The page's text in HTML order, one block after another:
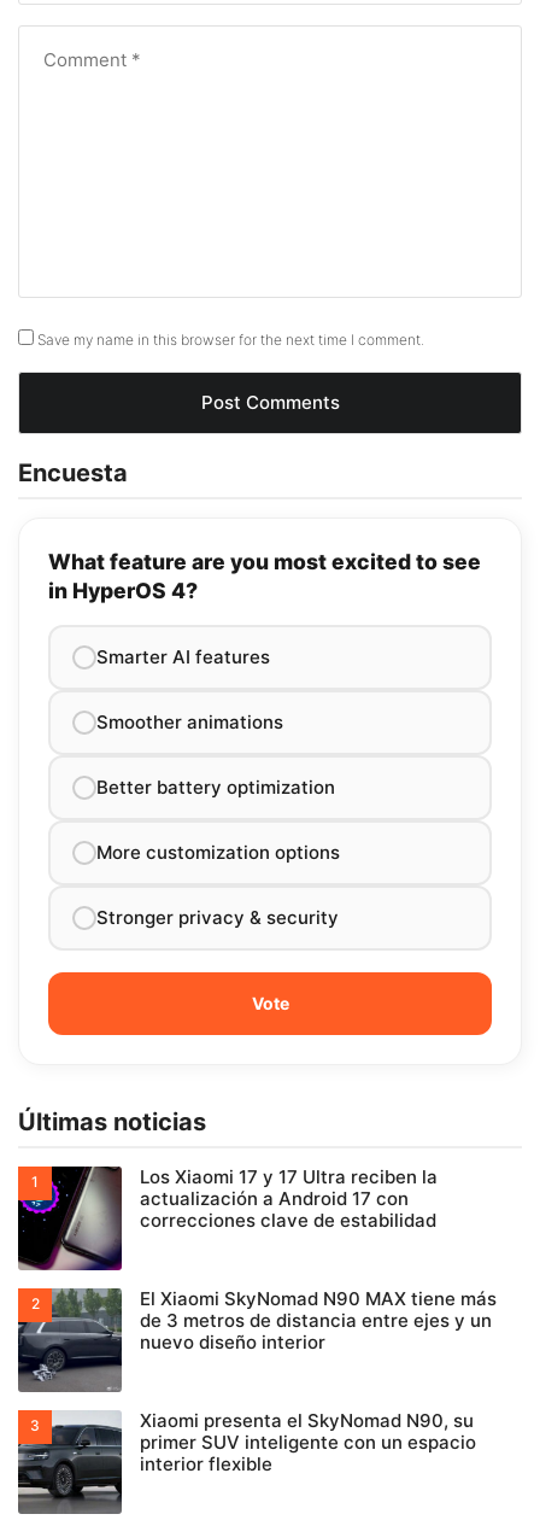
Save my name in this browser for the next time I comment.
Encuesta
What feature are you most excited to see
in HyperOS 4?
Smarter AI features
Smoother animations
Better battery optimization
More customization options
Stronger privacy & security
Últimas noticias
Los Xiaomi 17 y 17 Ultra reciben la
actualización a Android 17 con
correcciones clave de estabilidad
El Xiaomi SkyNomad N90 MAX tiene más
de 3 metros de distancia entre ejes y un
nuevo diseño interior
Xiaomi presenta el SkyNomad N90, su
primer SUV inteligente con un espacio
interior flexible